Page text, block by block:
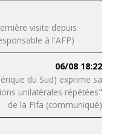
visite depuis
à l'AFP)
06/08 18:22
du Sud) exprime sa
unilatérales répétées"
de la Fifa (communiqué)